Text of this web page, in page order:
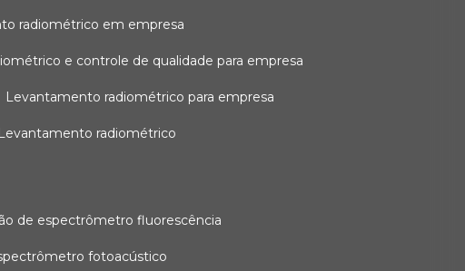
radiométrico em empresa
e controle de qualidade para empresa
levantamento radiométrico para empresa
levantamento radiométrico
de espectrômetro fluorescência
fotoacústico